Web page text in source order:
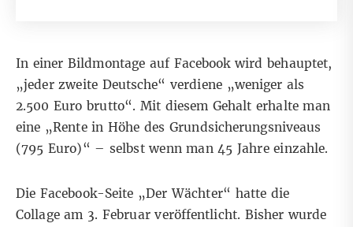
In einer Bildmontage auf Facebookwird behauptet,
„jeder zweite Deutsche“ verdiene „weniger als
2.500 Euro brutto“. Mit diesem Gehalt erhalte man
eine „Rente in Höhe des Grundsicherungsniveaus
(795 Euro)“ – selbst wenn man 45 Jahre einzahle.
Die Facebook-Seite „Der Wächter“ hatte die
Collage am 3. Februar veröffentlicht. Bisher wurde